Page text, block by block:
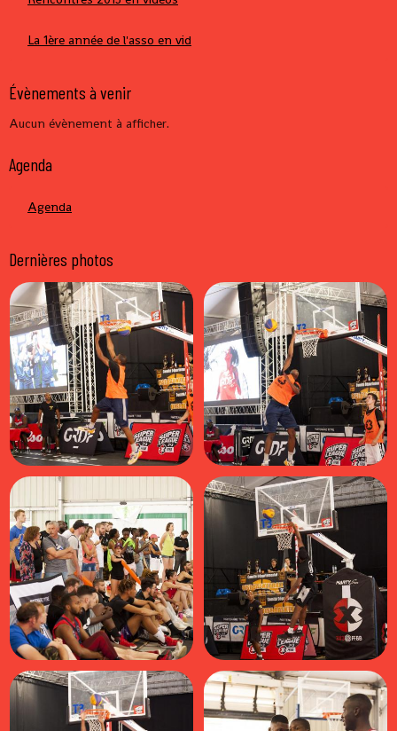
La 1ère année de l'asso en vid
Évènements à venir
Aucun évènement à afficher.
Agenda
Agenda
Dernières photos